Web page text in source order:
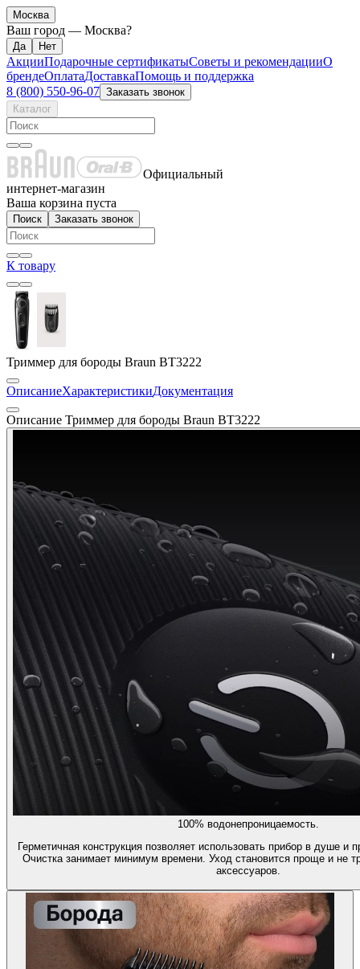
Москва
Ваш город — Москва?
АкцииПодарочные сертификатыСоветы и рекомендацииО
брендеОплатаДоставкаПомощь и поддержка
8 (800) 550-96-07 Заказать звонок
Каталог
Официальный
интернет-магазин
Ваша корзина пуста
Поиск Заказать звонок
К товару
Триммер для бороды Braun BT3222
ОписаниеХарактеристикиДокументация
Описание Триммер для бороды Braun BT3222
100% водонепроницаемость.
Герметичная конструкция позволяет использовать прибор в душе и
Очистка занимает минимум времени. Уход становится проще и не
аксессуаров.